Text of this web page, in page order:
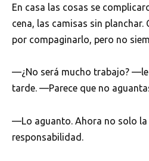
En casa las cosas se
cena, las camisas sin planchar.
por compaginarlo, pero no
—¿No será mucho trabajo?
tarde. —Parece que no
—Lo aguanto. Ahora no solo la
responsabilidad.